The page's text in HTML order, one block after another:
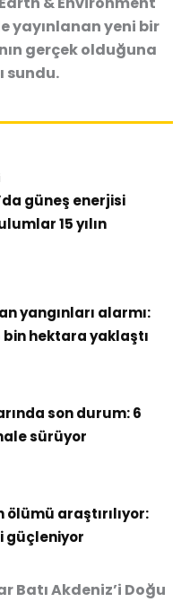
yayınlanan yeni bir
gerçek olduğuna
sundu.
güneş enerjisi
15 yılın
yangınları alarmı:
hektara yaklaştı
son durum: 6
sürüyor
ölümü araştırılıyor:
güçleniyor
Batı Akdeniz’i Doğu